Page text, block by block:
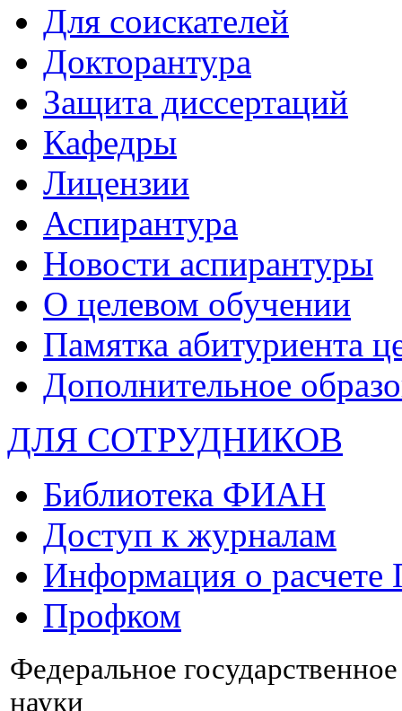
Для соискателей
Докторантура
Защита диссертаций
Кафедры
Лицензии
Аспирантура
Новости аспирантуры
О целевом обучении
Памятка абитуриента
Дополнительное
ДЛЯ СОТРУДНИКОВ
Библиотека ФИАН
Доступ к журналам
Информация о
Профком
Федеральное
науки